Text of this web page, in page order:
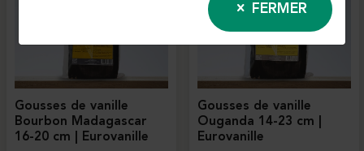
Gousses de vanille
Bourbon Madagascar
16-20 cm | Eurovanille
Gousses de vanille
Ouganda 14-23 cm |
Eurovanille
FERMER